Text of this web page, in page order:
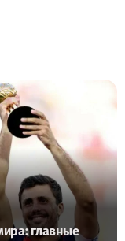
главные